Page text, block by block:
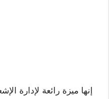
إنها ميزة رائعة لإدارة